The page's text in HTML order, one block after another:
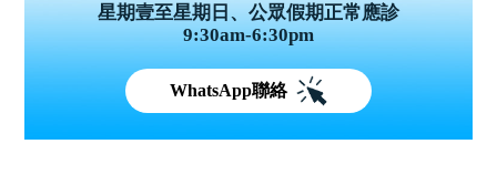
星期壹至星期日、公眾假期正常應診
9:30am-6:30pm
WhatsApp聯絡